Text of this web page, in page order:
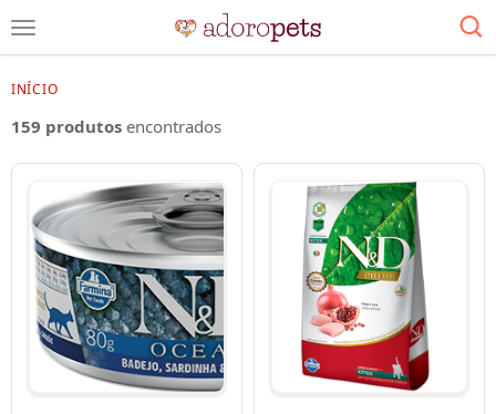
INÍCIO
159 produtos encontrados